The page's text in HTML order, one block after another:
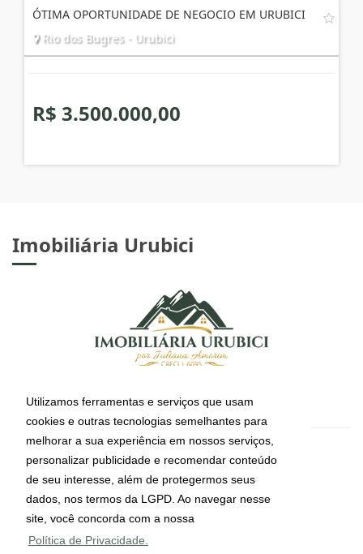
Utilizamos ferramentas e serviços que usam
cookies e outras tecnologias semelhantes para
melhorar a sua experiência em nossos serviços,
personalizar publicidade e recomendar conteúdo
de seu interesse, além de protegermos seus
dados, nos termos da LGPD. Ao navegar nesse
site, você concorda com a nossa
Política de Privacidade.
ÓTIMA OPORTUNIDADE DE NEGOCIO EM URUBICI
Rio dos Bugres - Urubici
R$ 3.500.000,00
Imobiliária Urubici
CRECI: J-6095
Informações de Contato
(49) 99112-4491